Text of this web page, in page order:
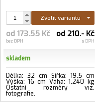
Zvolit variantu
od 173.55 Kč
bez DPH
od 210.- Kč
s DPH
skladem
Délka: 32 cm Šířka: 19,5 cm
Výška: 16 cm Váha: 1,240 kg
Ostatní rozměry viz.
fotografie.